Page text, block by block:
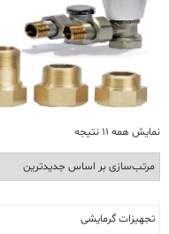
نمایش همه 11 نتیجه
مرتب‌سازی
بر
اساس
تجهیزات گرمایشی